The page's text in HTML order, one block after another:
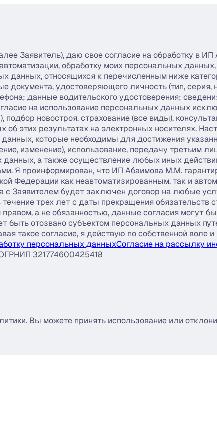
даю свое согласие на обработку в ИП
обработку моих персональных
данных, относящихся к перечисленным ниже
документа, удостоверяющего личность (тип,
данные водительского удостоверения;
на использование персональных данных
новостроя, страхование (все виды),
этих результатах на электронных носителях.
которые необходимы для достижения
изменение), использование, передачу третьим
данных, а также осуществление любых иных
Я проинформирован, что ИП Абаимова М.М.
Федерации как неавтоматизированным, так и
с Заявителем будет заключен договор на любые
трех лет с даты прекращения обязательств
а не обязанностью, данные согласия могут
быть отозвано субъектом персональных данных
такое согласие, я действую по собственной воле и
персональных данныхСогласие на рассылку
321774600425418
Вы можете принять использование или